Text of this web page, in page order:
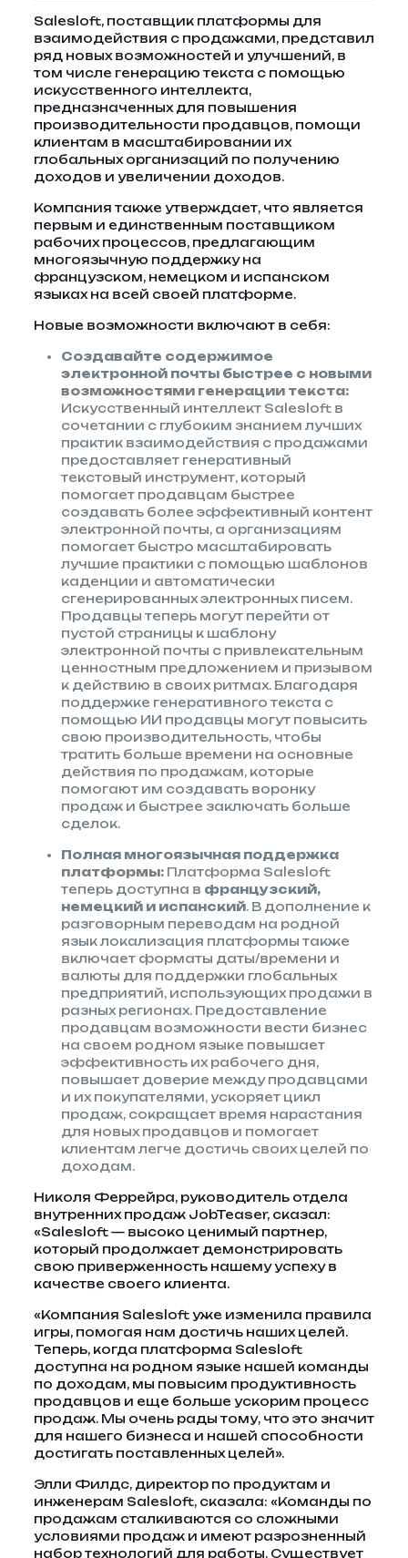
Salesloft, поставщик платформы для
взаимодействия с продажами, представил
ряд новых возможностей и улучшений, в
том числе генерацию текста с помощью
искусственного интеллекта,
предназначенных для повышения
производительности продавцов, помощи
клиентам в масштабировании их
глобальных организаций по получению
доходов и увеличении доходов.
Компания также утверждает, что является
первым и единственным поставщиком
рабочих процессов, предлагающим
многоязычную поддержку на
французском, немецком и испанском
языках на всей своей платформе.
Новые возможности включают в себя:
Создавайте содержимое
электронной почты быстрее с новыми
возможностями генерации текста:
Искусственный интеллект Salesloft в
сочетании с глубоким знанием лучших
практик взаимодействия с продажами
предоставляет генеративный
текстовый инструмент, который
помогает продавцам быстрее
создавать более эффективный контент
электронной почты, а организациям
помогает быстро масштабировать
лучшие практики с помощью шаблонов
каденции и автоматически
сгенерированных электронных писем.
Продавцы теперь могут перейти от
пустой страницы к шаблону
электронной почты с привлекательным
ценностным предложением и призывом
к действию в своих ритмах. Благодаря
поддержке генеративного текста с
помощью ИИ продавцы могут повысить
свою производительность, чтобы
тратить больше времени на основные
действия по продажам, которые
помогают им создавать воронку
продаж и быстрее заключать больше
сделок.
Полная многоязычная поддержка
платформы: Платформа Salesloft
теперь доступна в французский,
немецкий и испанский. В дополнение к
разговорным переводам на родной
язык локализация платформы также
включает форматы даты/времени и
валюты для поддержки глобальных
предприятий, использующих продажи в
разных регионах. Предоставление
продавцам возможности вести бизнес
на своем родном языке повышает
эффективность их рабочего дня,
повышает доверие между продавцами
и их покупателями, ускоряет цикл
продаж, сокращает время нарастания
для новых продавцов и помогает
клиентам легче достичь своих целей по
доходам.
Николя Феррейра, руководитель отдела
внутренних продаж JobTeaser, сказал:
«Salesloft — высоко ценимый партнер,
который продолжает демонстрировать
свою приверженность нашему успеху в
качестве своего клиента.
«Компания Salesloft уже изменила правила
игры, помогая нам достичь наших целей.
Теперь, когда платформа Salesloft
доступна на родном языке нашей команды
по доходам, мы повысим продуктивность
продавцов и еще больше ускорим процесс
продаж. Мы очень рады тому, что это значит
для нашего бизнеса и нашей способности
достигать поставленных целей».
Элли Филдс, директор по продуктам и
инженерам Salesloft, сказала: «Команды по
продажам сталкиваются со сложными
условиями продаж и имеют разрозненный
набор технологий для работы. Существует